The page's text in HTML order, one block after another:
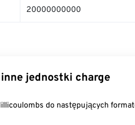
20000000000
jednostki charge
do następujących